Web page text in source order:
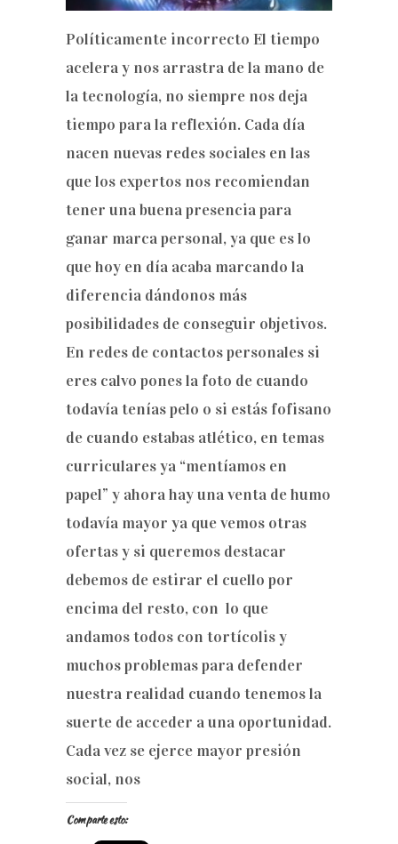
Políticamente incorrecto El tiempo
acelera y nos arrastra de la mano de
la tecnología, no siempre nos deja
tiempo para la reflexión. Cada día
nacen nuevas redes sociales en las
que los expertos nos recomiendan
tener una buena presencia para
ganar marca personal, ya que es lo
que hoy en día acaba marcando la
diferencia dándonos más
posibilidades de conseguir objetivos.
En redes de contactos personales si
eres calvo pones la foto de cuando
todavía tenías pelo o si estás fofisano
de cuando estabas atlético, en temas
curriculares ya “mentíamos en
papel” y ahora hay una venta de humo
todavía mayor ya que vemos otras
ofertas y si queremos destacar
debemos de estirar el cuello por
encima del resto, con lo que
andamos todos con tortícolis y
muchos problemas para defender
nuestra realidad cuando tenemos la
suerte de acceder a una oportunidad.
Cada vez se ejerce mayor presión
social, nos
Comparte esto: